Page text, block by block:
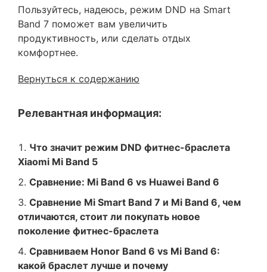
Пользуйтесь, надеюсь, режим DND на Smart
Band 7 поможет вам увеличить
продуктивность, или сделать отдых
комфортнее.
Вернуться к содержанию
Релевантная информация:
Что значит режим DND фитнес-браслета
Xiaomi Mi Band 5
Сравнение: Mi Band 6 vs Huawei Band 6
Сравнение Mi Smart Band 7 и Mi Band 6, чем
отличаются, стоит ли покупать новое
поколение фитнес-браслета
Сравниваем Honor Band 6 vs Mi Band 6:
какой браслет лучше и почему